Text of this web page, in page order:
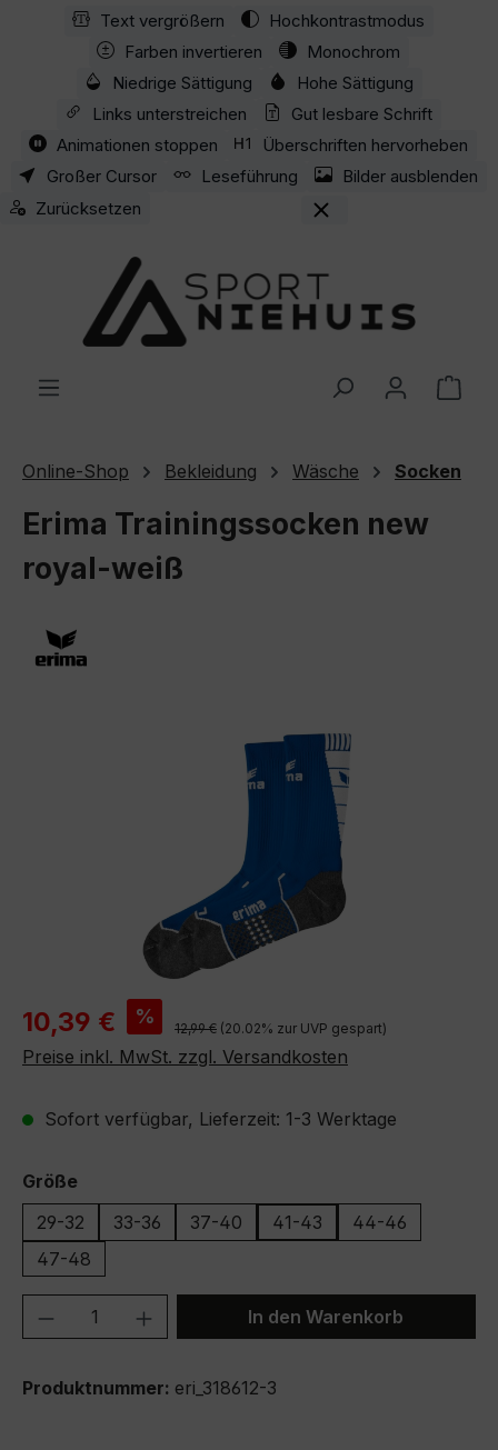
Zum Hauptinhalt springen
Text vergrößern
Hochkontrastmodus
Farben invertieren
Monochrom
Niedrige Sättigung
Hohe Sättigung
Links unterstreichen
Gut lesbare Schrift
Animationen stoppen
Überschriften hervorheben
Großer Cursor
Leseführung
Bilder ausblenden
Zurücksetzen
Online-Shop Bekleidung Wäsche Socken
Erima Trainingssocken new
royal-weiß
Verkaufspreis:
10,39 € % Regulärer Preis:
12,99 € (20.02% zur UVP gespart)
Preise inkl. MwSt. zzgl. Versandkosten
Sofort verfügbar, Lieferzeit: 1-3 Werktage
Größeauswählen
29-32
33-36 37-40 41-43
44-46
47-48
Produkt Anzahl: Gib denIn den Warenkorb
Produktnummer: eri_318612-3